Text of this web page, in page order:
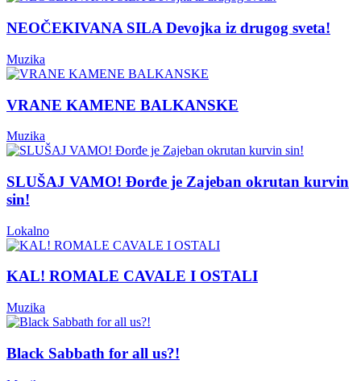
NEOČEKIVANA SILA Devojka iz drugog sveta!
Muzika
VRANE KAMENE BALKANSKE
Muzika
SLUŠAJ VAMO! Đorđe je Zajeban okrutan kurvin
sin!
Lokalno
KAL! ROMALE CAVALE I OSTALI
Muzika
Black Sabbath for all us?!